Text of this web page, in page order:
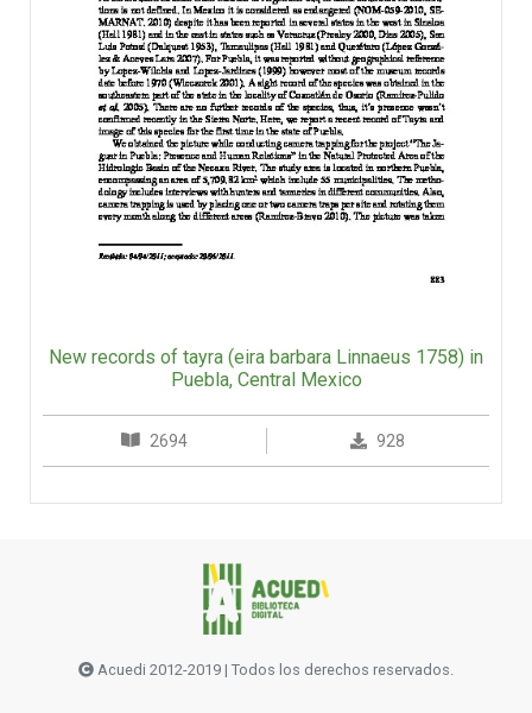
New records of tayra (eira barbara Linnaeus 1758) in
Puebla, Central Mexico
2694 928
Acuedi 2012-2019 | Todos los derechos reservados.